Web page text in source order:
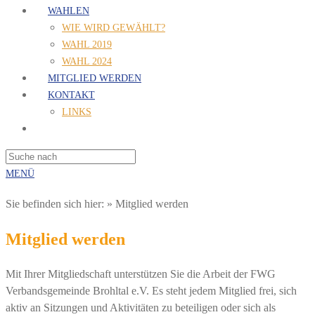
WAHLEN
WIE WIRD GEWÄHLT?
WAHL 2019
WAHL 2024
MITGLIED WERDEN
KONTAKT
LINKS
MENÜ
Sie befinden sich hier: » Mitglied werden
Mitglied werden
Mit Ihrer Mitgliedschaft unterstützen Sie die Arbeit der FWG
Verbandsgemeinde Brohltal e.V. Es steht jedem Mitglied frei, sich
aktiv an Sitzungen und Aktivitäten zu beteiligen oder sich als